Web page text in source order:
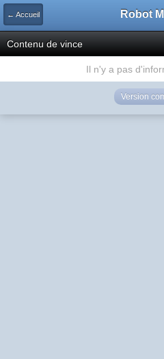
← Accueil Robot
Contenu de vince
Il n'y a pas
Version